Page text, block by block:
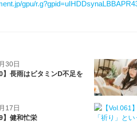
gpu/
30日
】長雨はビタミンD不足を
17日
】健和忙栄